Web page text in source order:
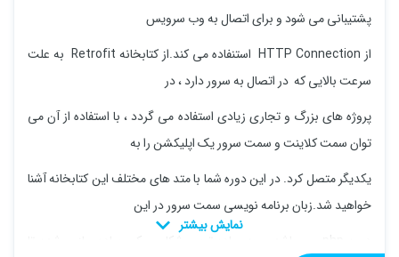
پشتیبانی می شود و برای اتصال به وب سرویس
از HTTP Connection استنفاده می کند.از کتابخانه Retrofit به علت
سرعت بالایی که در اتصال به سرور دارد ، در
پروژه های بزرگ و تجاری زیادی استفاده می گردد ، با استفاده از آن می
توان سمت کلاینت و سمت سرور یک اپلیکشن را به
یکدیگر متصل کرد. در این دوره شما با متد های مختلف این کتابخانه آشنا
خواهید شد.زبان برنامه نویسی سمت سرور در این